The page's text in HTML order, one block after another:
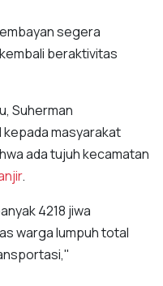
segera
beraktivitas
Suherman
masyarakat
ada tujuh kecamatan
.
4218 jiwa
warga lumpuh total